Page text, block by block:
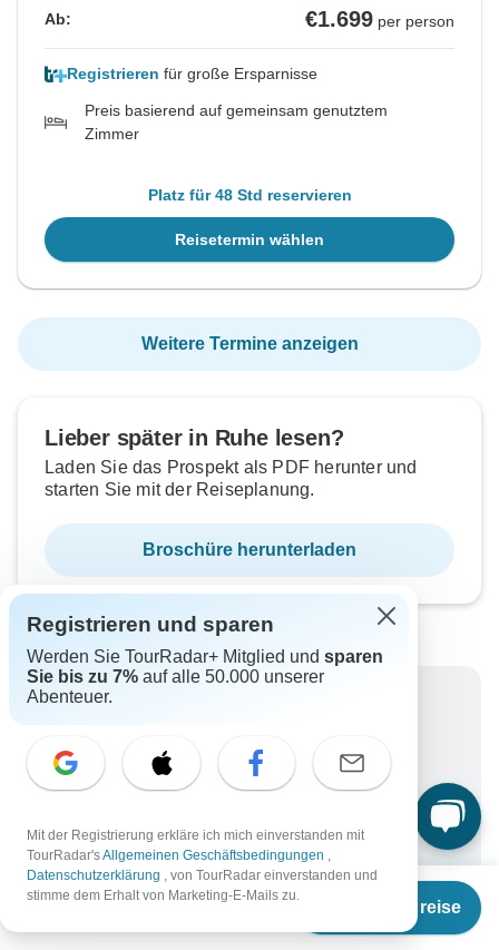
Termine & Preise
Ab: €1.699 per person
Registrieren für große Ersparnisse
Preis basierend auf gemeinsam genutztem
Zimmer
Platz für 48 Std reservieren
Reisetermin wählen
Weitere Termine anzeigen
Lieber später in Ruhe lesen?
Laden Sie das Prospekt als PDF herunter und
starten Sie mit der Reiseplanung.
Broschüre herunterladen
Warum bei TourRadar buchen?
Flexible Zahlungsmöglichkeiten
Erfahrene und geprüfte Reiseveranstalter
Bestpreis-Garantie
Sichern Sie sich exklusive Rabatte nur für
TourRadar+-Mitglieder
Um Ihre Zahlung zu schützen und sicherzustellen,
Weitere Vorteile
Registrieren und sparen
Werden Sie TourRadar+ Mitglied und sparen
Sie bis zu 7% auf alle 50.000 unserer
Abenteuer.
Mit der Registrierung erkläre ich mich einverstanden mit
TourRadar'sAllgemeinen Geschäftsbedingungen ,
Datenschutzerklärung , von TourRadar einverstanden und
stimme dem Erhalt von Marketing-E-Mails zu.